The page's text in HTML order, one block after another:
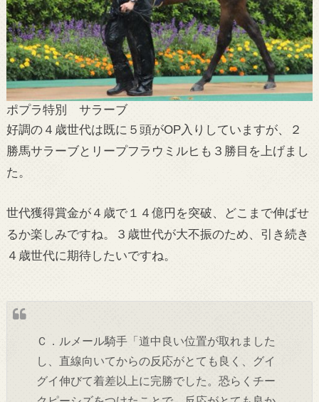
ポプラ特別 サラーブ
好調の４歳世代は既に５頭がOP入りしていますが、２
勝馬サラーブとリープフラウミルヒも３勝目を上げまし
た。
世代獲得賞金が４歳で１４億円を突破、どこまで伸ばせ
るか楽しみですね。３歳世代が大不振のため、引き続き
４歳世代に期待したいですね。
Ｃ．ルメール騎手「道中良い位置が取れました
し、直線向いてからの反応がとても良く、グイ
グイ伸びて着差以上に完勝でした。恐らくチー